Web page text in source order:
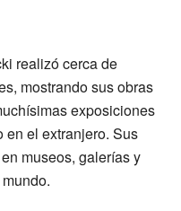
realizó cerca de
mostrando sus obras
exposiciones
en el extranjero. Sus
museos, galerías y